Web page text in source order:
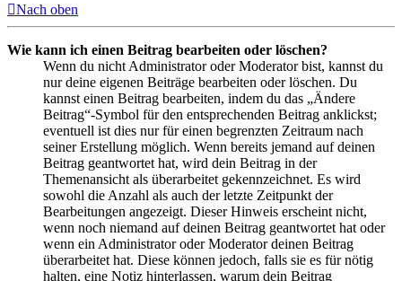
Nach oben
Wie kann ich einen Beitrag bearbeiten oder löschen?
Wenn du nicht Administrator oder Moderator bist, kannst du
nur deine eigenen Beiträge bearbeiten oder löschen. Du
kannst einen Beitrag bearbeiten, indem du das „Ändere
Beitrag“-Symbol für den entsprechenden Beitrag anklickst;
eventuell ist dies nur für einen begrenzten Zeitraum nach
seiner Erstellung möglich. Wenn bereits jemand auf deinen
Beitrag geantwortet hat, wird dein Beitrag in der
Themenansicht als überarbeitet gekennzeichnet. Es wird
sowohl die Anzahl als auch der letzte Zeitpunkt der
Bearbeitungen angezeigt. Dieser Hinweis erscheint nicht,
wenn noch niemand auf deinen Beitrag geantwortet hat oder
wenn ein Administrator oder Moderator deinen Beitrag
überarbeitet hat. Diese können jedoch, falls sie es für nötig
halten, eine Notiz hinterlassen, warum dein Beitrag